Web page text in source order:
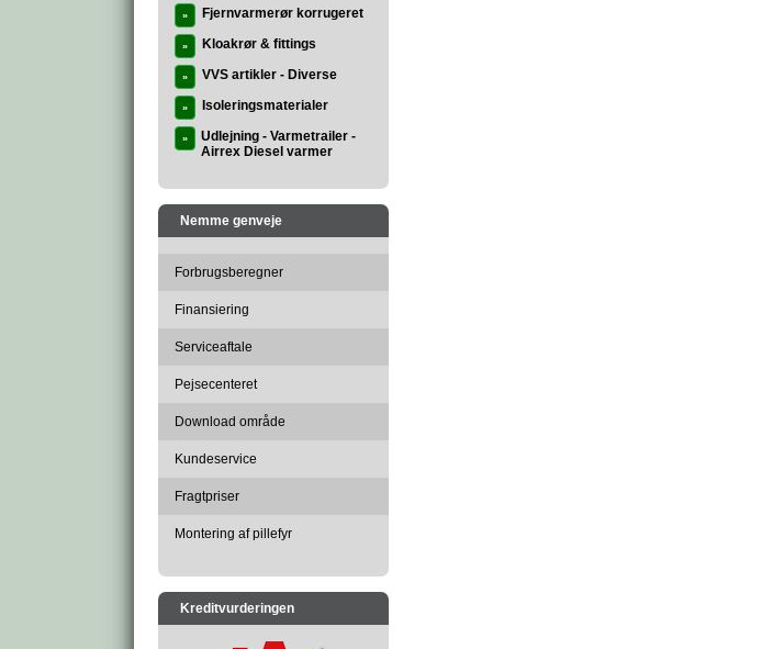
» Fjernvarmerør korrugeret
» Kloakrør & fittings
» VVS artikler - Diverse
» Isoleringsmaterialer
»
Udlejning - Varmetrailer -
Airrex Diesel varmer
Nemme genveje
Forbrugsberegner
Finansiering
Serviceaftale
Pejsecenteret
Download område
Kundeservice
Fragtpriser
Montering af pillefyr
Kreditvurderingen